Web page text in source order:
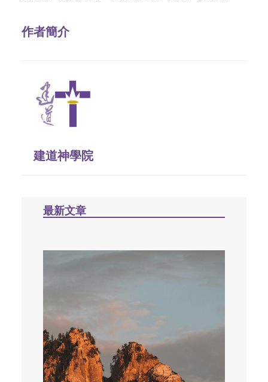
作者簡介
建道神學院
最新文章